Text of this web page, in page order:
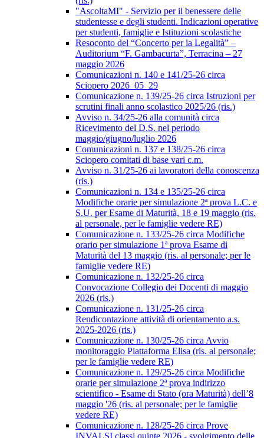
"AscoltaMI" - Servizio per il benessere delle
studentesse e degli studenti. Indicazioni operative
per studenti, famiglie e Istituzioni scolastiche
Resoconto del “Concerto per la Legalità” –
Auditorium “F. Gambacurta”, Terracina – 27
maggio 2026
Comunicazioni n. 140 e 141/25-26 circa
Sciopero 2026_05_29
Comunicazione n. 139/25-26 circa Istruzioni per
scrutini finali anno scolastico 2025/26 (ris.)
Avviso n. 34/25-26 alla comunità circa
Ricevimento del D.S. nel periodo
maggio/giugno/luglio 2026
Comunicazioni n. 137 e 138/25-26 circa
Sciopero comitati di base vari c.m.
Avviso n. 31/25-26 ai lavoratori della conoscenza
(ris.)
Comunicazioni n. 134 e 135/25-26 circa
Modifiche orarie per simulazione 2ª prova L.C. e
S.U. per Esame di Maturità, 18 e 19 maggio (ris.
al personale, per le famiglie vedere RE)
Comunicazione n. 133/25-26 circa Modifiche
orario per simulazione 1ª prova Esame di
Maturità del 13 maggio (ris. al personale; per le
famiglie vedere RE)
Comunicazione n. 132/25-26 circa
Convocazione Collegio dei Docenti di maggio
2026 (ris.)
Comunicazione n. 131/25-26 circa
Rendicontazione attività di orientamento a.s.
2025-2026 (ris.)
Comunicazione n. 130/25-26 circa Avvio
monitoraggio Piattaforma Elisa (ris. al personale;
per le famiglie vedere RE)
Comunicazione n. 129/25-26 circa Modifiche
orarie per simulazione 2ª prova indirizzo
scientifico - Esame di Stato (ora Maturità) dell’8
maggio '26 (ris. al personale; per le famiglie
vedere RE)
Comunicazione n. 128/25-26 circa Prove